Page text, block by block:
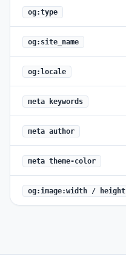
og:type
og:site_name
og:locale
meta keywords
meta author
meta theme-color
og:image:width / height